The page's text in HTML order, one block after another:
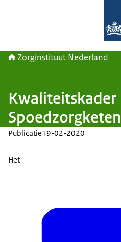
Zorginstituut Nederland
Kwaliteitskader
Spoedzorgketen
Publicatie19-02-2020
Het